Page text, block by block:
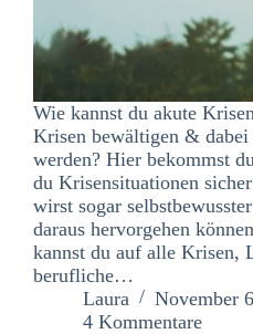
Wie kannst du akute
Krisen bewältigen & dabei
werden? Hier bekommst
du Krisensituationen
wirst sogar
daraus hervorgehen
kannst du auf alle Krisen,
berufliche…
Laura
November
4 Kommentare